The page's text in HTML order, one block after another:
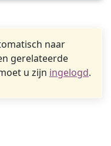
naar
gerelateerde
u zijn ingelogd.